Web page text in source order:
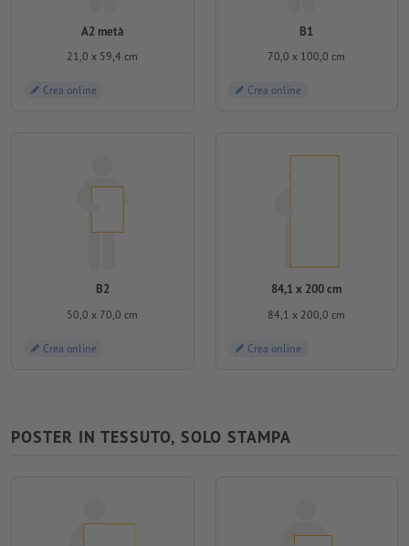
A2 metà
21,0 x 59,4 cm
Crea online
B1
70,0 x 100,0 cm
Crea online
B2
50,0 x 70,0 cm
Crea online
84,1 x 200 cm
84,1 x 200,0 cm
Crea online
POSTER IN TESSUTO, SOLO STAMPA